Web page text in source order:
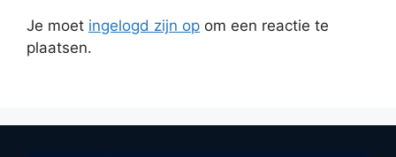
Je moet ingelogd zijn op om een reactie te
plaatsen.